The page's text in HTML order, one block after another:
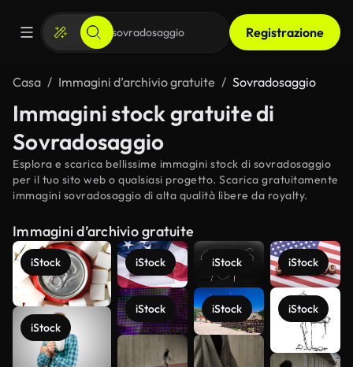
Registrazione
Casa Immagini d’archivio gratuite Sovradosaggio
Immagini stock gratuite di
Sovradosaggio
Esplora e scarica bellissime immagini stock di sovradosaggio
per il tuo sito web o qualsiasi progetto. Scarica gratuitamente
immagini sovradosaggio di alta qualità libere da royalty.
Immagini d’archivio gratuite
iStock
iStock
iStock
iStock
iStock
iStock
iStock
iStock